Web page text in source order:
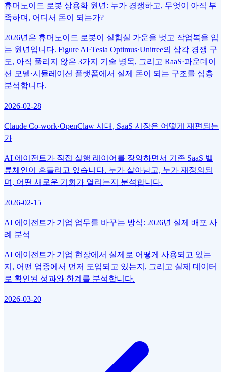
휴머노이드 로봇 상용화 원년: 누가 경쟁하고, 무엇이 아직 부
족하며, 어디서 돈이 되는가?
2026년은 휴머노이드 로봇이 실험실 가운을 벗고 작업복을 입
는 원년입니다. Figure AI·Tesla Optimus·Unitree의 삼각 경쟁 구
도, 아직 풀리지 않은 3가지 기술 병목, 그리고 RaaS·파운데이
션 모델·시뮬레이션 플랫폼에서 실제 돈이 되는 구조를 심층
분석합니다.
2026-02-28
Claude Co-work·OpenClaw 시대, SaaS 시장은 어떻게 재편되는
가
AI 에이전트가 직접 실행 레이어를 장악하면서 기존 SaaS 밸
류체인이 흔들리고 있습니다. 누가 살아남고, 누가 재정의되
며, 어떤 새로운 기회가 열리는지 분석합니다.
2026-02-15
AI 에이전트가 기업 업무를 바꾸는 방식: 2026년 실제 배포 사
례 분석
AI 에이전트가 기업 현장에서 실제로 어떻게 사용되고 있는
지, 어떤 업종에서 먼저 도입되고 있는지, 그리고 실제 데이터
로 확인된 성과와 한계를 분석합니다.
2026-03-20